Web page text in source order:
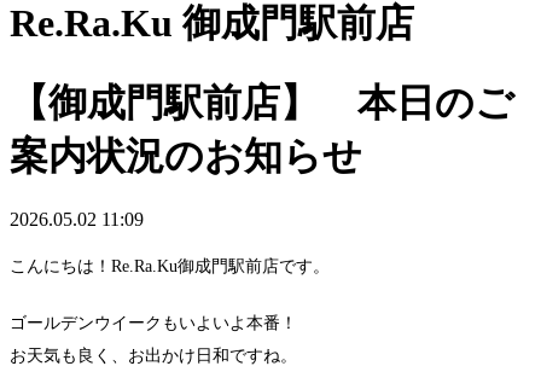
Re.Ra.Ku 御成門駅前店
【御成門駅前店】 本日のご
案内状況のお知らせ
2026.05.02 11:09
こんにちは！Re.Ra.Ku御成門駅前店です。
ゴールデンウイークもいよいよ本番！
お天気も良く、お出かけ日和ですね。